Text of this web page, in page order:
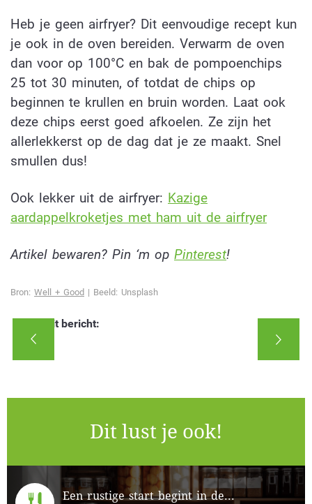
Heb je geen airfryer? Dit eenvoudige recept kun
je ook in de oven bereiden. Verwarm de oven
dan voor op 100°C en bak de pompoenchips
25 tot 30 minuten, of totdat de chips op
beginnen te krullen en bruin worden. Laat ook
deze chips eerst goed afkoelen. Ze zijn het
allerlekkerst op de dag dat je ze maakt. Snel
smullen dus!
Ook lekker uit de airfryer: Kazige
aardappelkroketjes met ham uit de airfryer
Artikel bewaren? Pin ‘m op Pinterest!
Bron: Well + Good | Beeld: Unsplash
Deel dit bericht:
Dit lust je ook!
Een rustige start begint in de...